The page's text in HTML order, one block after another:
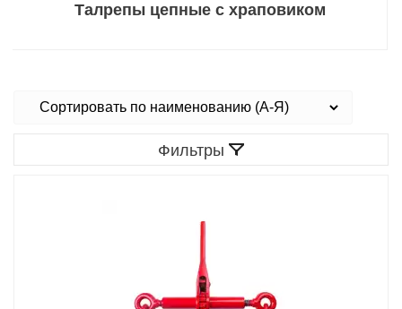
Талрепы цепные с храповиком
Фильтры